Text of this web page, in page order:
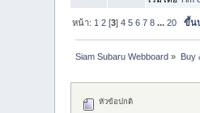
หน้า: 1 2 [3]4 5 6 7 8 ...20 ขึ้น
Siam Subaru Webboard » Buy
หัวข้อปกติ